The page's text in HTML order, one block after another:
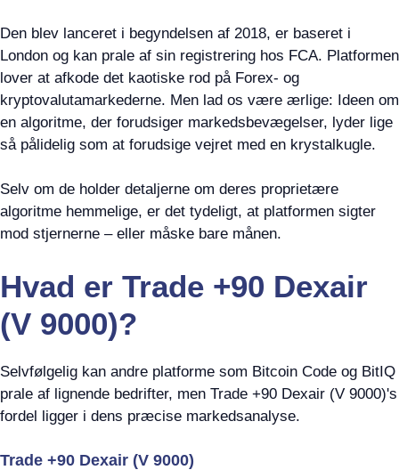
Den blev lanceret i begyndelsen af 2018, er baseret i
London og kan prale af sin registrering hos FCA. Platformen
lover at afkode det kaotiske rod på Forex- og
kryptovalutamarkederne. Men lad os være ærlige: Ideen om
en algoritme, der forudsiger markedsbevægelser, lyder lige
så pålidelig som at forudsige vejret med en krystalkugle.
Selv om de holder detaljerne om deres proprietære
algoritme hemmelige, er det tydeligt, at platformen sigter
mod stjernerne – eller måske bare månen.
Hvad er Trade +90 Dexair
(V 9000)?
Selvfølgelig kan andre platforme som Bitcoin Code og BitIQ
prale af lignende bedrifter, men Trade +90 Dexair (V 9000)'s
fordel ligger i dens præcise markedsanalyse.
Trade +90 Dexair (V 9000)